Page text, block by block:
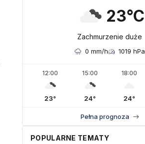
23°C
Zachmurzenie duże
0 mm/h 1019 hPa
12:00
23°
15:00
24°
18:00
24°
Pełna prognoza
POPULARNE TEMATY